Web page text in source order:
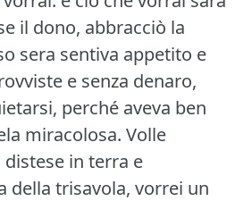
il dono, abbracciò la
sera sentiva appetito e
e senza denaro,
perché aveva ben
miracolosa. Volle
in terra e
della trisavola, vorrei un